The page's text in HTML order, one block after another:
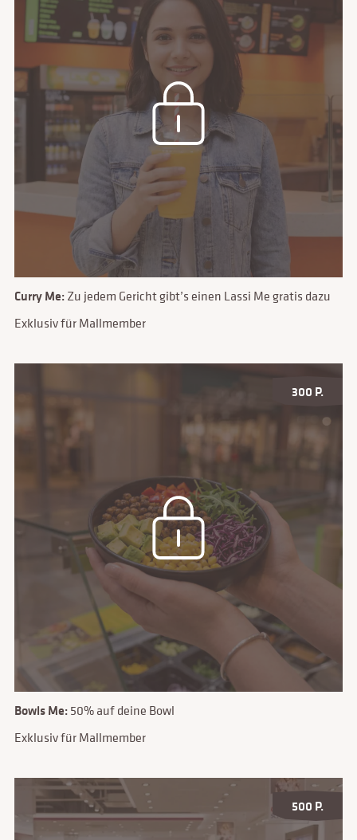
Curry Me:Zu jedem Gericht gibt’s einen Lassi Me gratis dazu
Exklusiv für Mallmember
300 P.
Bowls Me:50% auf deine Bowl
Exklusiv für Mallmember
500 P.